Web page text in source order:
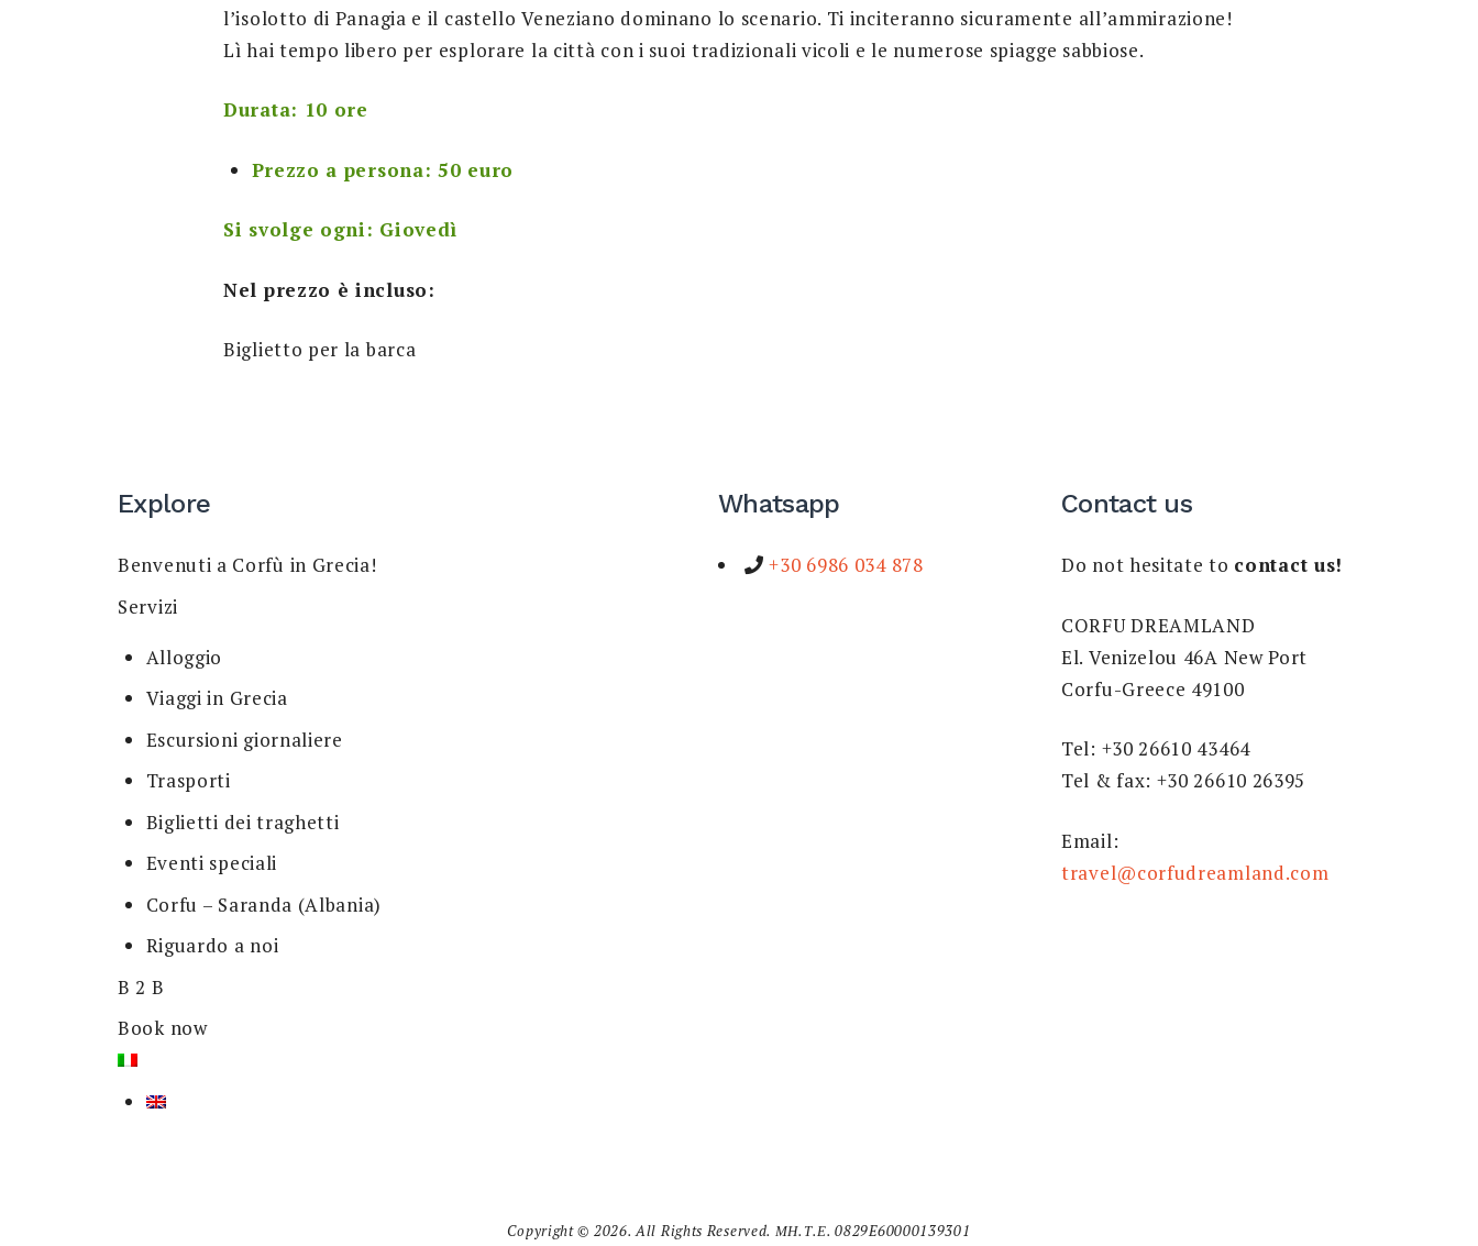
l’isolotto di Panagia e il castello Veneziano dominano lo scenario. Ti inciteranno sicuramente all’ammirazione!
Lì hai tempo libero per esplorare la città con i suoi tradizionali vicoli e le numerose spiagge sabbiose.
Durata: 10 ore
Prezzo a persona: 50 euro
Si svolge ogni: Giovedì
Nel prezzo è incluso:
Biglietto per la barca
Explore
Benvenuti a Corfù in Grecia!
Servizi
Alloggio
Viaggi in Grecia
Escursioni giornaliere
Trasporti
Biglietti dei traghetti
Eventi speciali
Corfu – Saranda (Albania)
Riguardo a noi
B 2 B
Book now
Whatsapp
+30 6986 034 878
Contact us
Do not hesitate to contact us!
CORFU DREAMLAND
El. Venizelou 46A New Port
Corfu-Greece 49100
Tel: +30 26610 43464
Tel & fax: +30 26610 26395
Email:
travel@corfudreamland.com
Copyright © 2026. All Rights Reserved. ΜΗ.Τ.Ε. 0829E60000139301